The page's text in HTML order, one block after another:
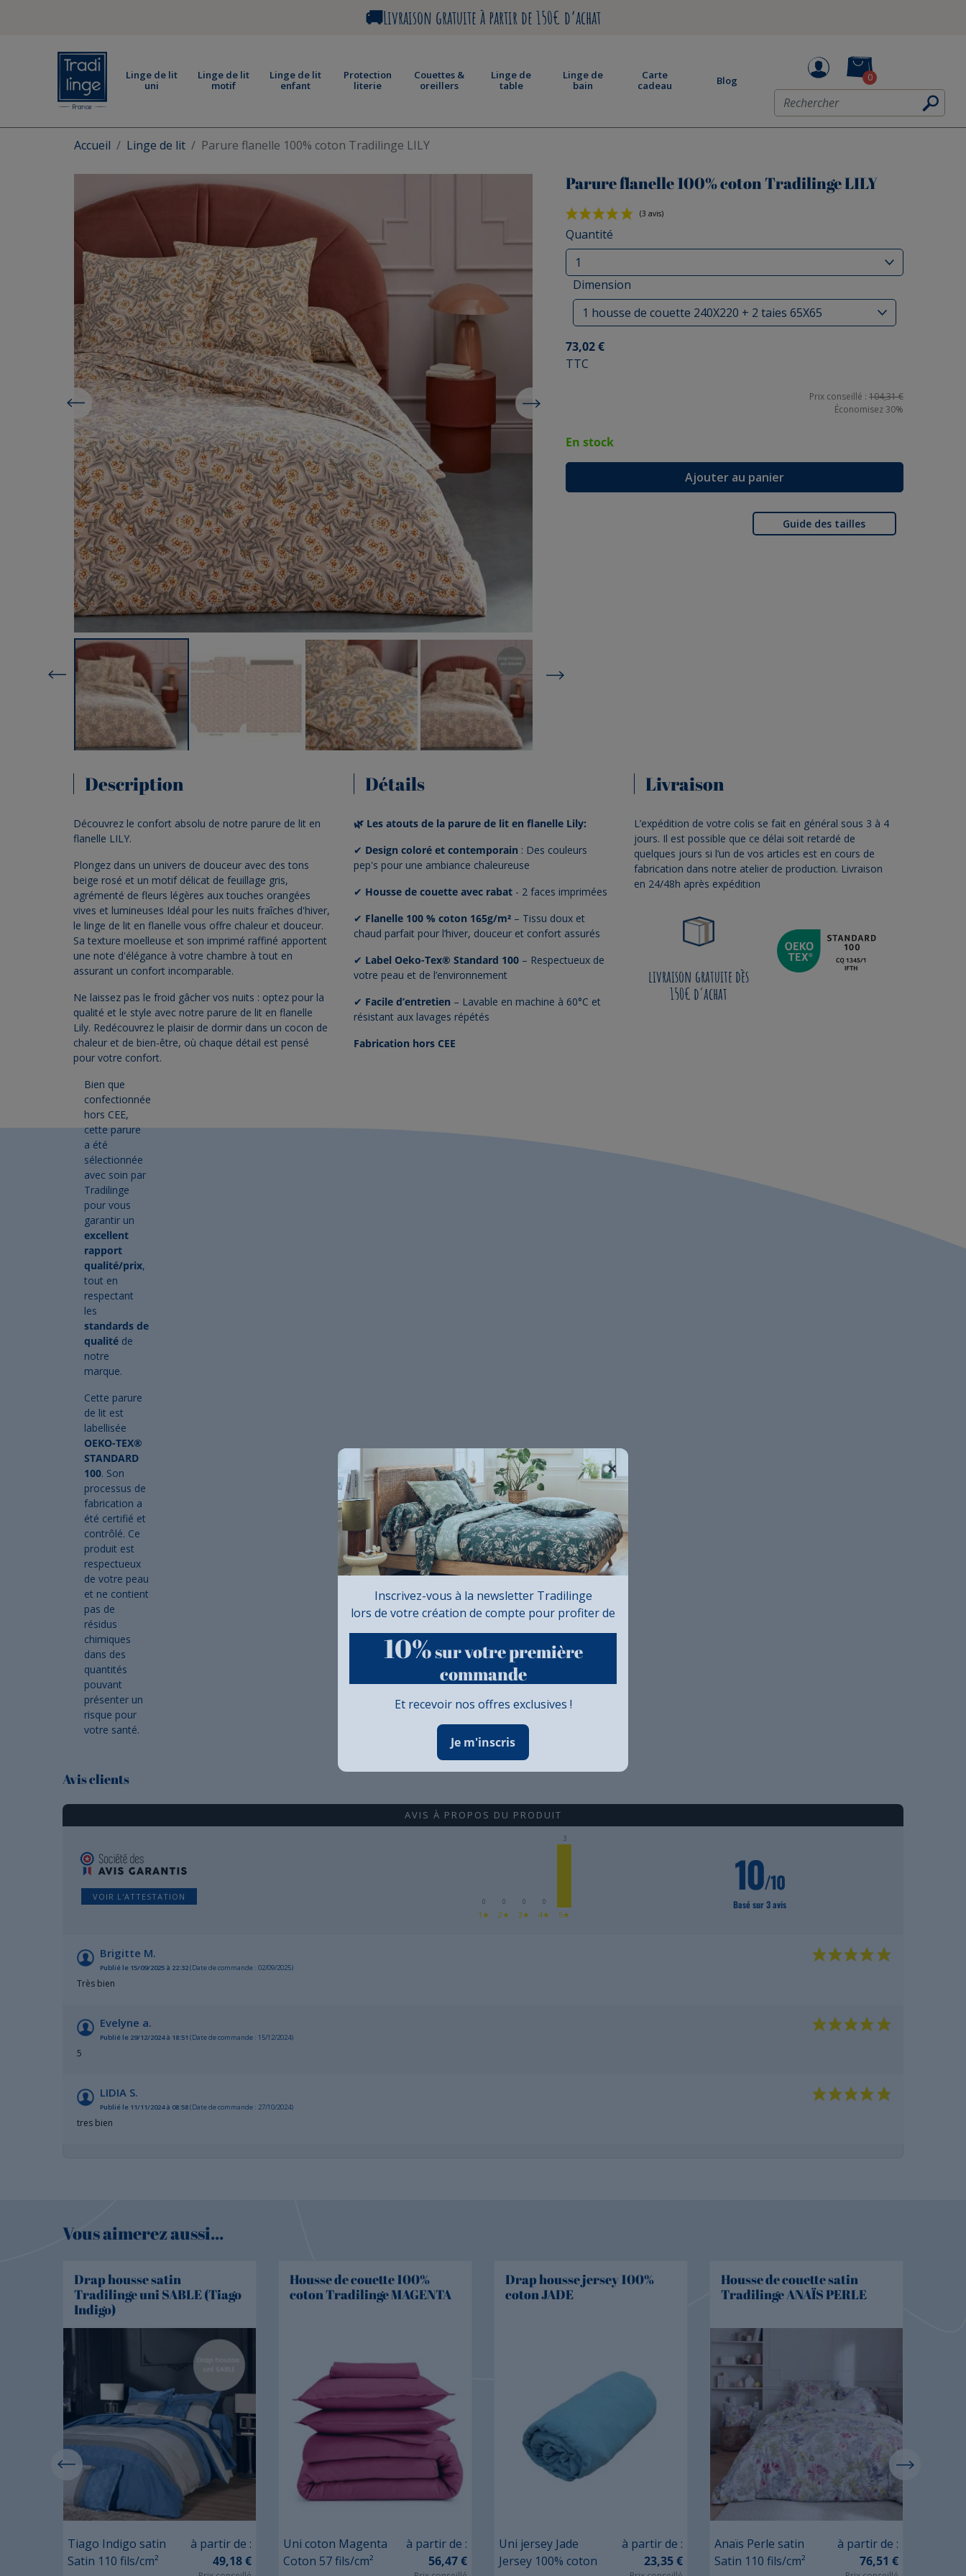
🚚Livraison gratuite à partir de 150€ d’achat
Linge de lit
uni
Linge de lit
motif
Linge de lit
enfant
Protection
literie
Couettes &
oreillers
Linge de
table
Linge de
bain
Carte
cadeau
Blog 0
Accueil Linge de lit Parure flanelle 100% coton Tradilinge LILY
Parure flanelle 100% coton Tradilinge LILY
(3 avis)
Quantité
Dimension
73,02 €
TTC
Prix conseillé : 104,31 €
Économisez30%
En stock
Ajouter au panier
Guide des tailles
Description
Découvrez le confort absolu de notre parure de lit en
flanelle LILY.
Plongez dans un univers de douceur avec des tons
beige rosé et un motif délicat de feuillage gris,
agrémenté de fleurs légères aux touches orangées
vives et lumineuses Idéal pour les nuits fraîches d'hiver,
le linge de lit en flanelle vous offre chaleur et douceur.
Sa texture moelleuse et son imprimé raffiné apportent
une note d'élégance à votre chambre à tout en
assurant un confort incomparable.
Ne laissez pas le froid gâcher vos nuits : optez pour la
qualité et le style avec notre parure de lit en flanelle
Lily. Redécouvrez le plaisir de dormir dans un cocon de
chaleur et de bien-être, où chaque détail est pensé
pour votre confort.
Bien que
confectionnée
hors CEE,
cette parure
a été
sélectionnée
avec soin par
Tradilinge
pour vous
garantir un
excellent
rapport
qualité/prix,
tout en
respectant
les
standards de
qualité de
notre
marque.
Cette parure
de lit est
labellisée
OEKO-TEX®
STANDARD
100. Son
processus de
fabrication a
été certifié et
contrôlé. Ce
produit est
respectueux
de votre peau
et ne contient
pas de
résidus
chimiques
dans des
quantités
pouvant
présenter un
risque pour
votre santé.
Détails
🌿 Les atouts de la parure de lit en flanelle Lily:
✔ Design coloré et contemporain : Des couleurs
pep's pour une ambiance chaleureuse
✔ Housse de couette avec rabat- 2 faces imprimées
✔ Flanelle 100 % coton 165g/m²– Tissu doux et
chaud parfait pour l’hiver, douceur et confort assurés
✔ Label Oeko-Tex® Standard 100– Respectueux de
votre peau et de l’environnement
✔ Facile d’entretien – Lavable en machine à 60°C et
résistant aux lavages répétés
Fabrication hors CEE
Livraison
L’expédition de votre colis se fait en général sous 3 à 4
jours. Il est possible que ce délai soit retardé de
quelques jours si l’un de vos articles est en cours de
fabrication dans notre atelier de production. Livraison
en 24/48h après expédition
livraison gratuite dès
150€ d'achat
Avis clients
AVIS À PROPOS DU PRODUIT
VOIR L'ATTESTATION 0
1★
0
2★
0
3★
0
4★
3
5★
10/10
Basé sur 3 avis
Brigitte M.
Publié le 15/09/2025 à 22:32(Date de commande : 02/09/2025)
Très bien
Evelyne a.
Publié le 29/12/2024 à 18:51 (Date de commande : 15/12/2024)
5
LIDIA S.
Publié le 11/11/2024 à 08:58(Date de commande : 27/10/2024)
tres bien
Vous aimerez aussi...
Drap housse satin
Tradilinge uni SABLE (Tiago
Indigo)
Tiago Indigo satin
Satin 110 fils/cm²
à partir de :
Prix
49,18 €
Housse de couette 100%
coton Tradilinge MAGENTA
Uni coton Magenta
Coton 57 fils/cm²
à partir de :
Prix
56,47 €
Drap housse jersey 100%
coton JADE
Uni jersey Jade
Jersey 100% coton
à partir de :
Prix
23,35 €
Housse de couette satin
Tradilinge ANAÏS PERLE
Anaïs Perle satin
Satin 110 fils/cm²
à partir de :
Prix
76,51 €
×
Inscrivez-vous à la newsletter Tradilinge
lors de votre création de compte pour profiter de
10%sur votre première
commande
Et recevoir nos offres exclusives !
Je m'inscris